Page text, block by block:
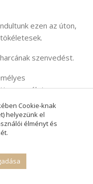
ezen az úton,
szenvedést.
az életem nem
nehezebb; –
beleremegek abba a
hárul; – olykor
az Úr előtt, és
Cookie-knak
helyezünk el
élményt és